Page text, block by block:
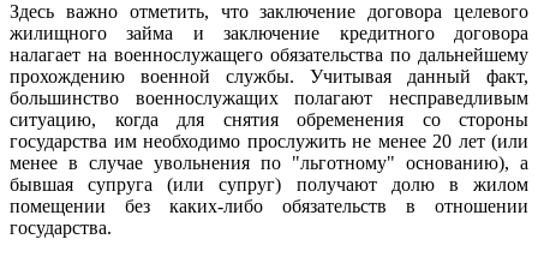
Здесь важно отметить, что заключение договора целевого
жилищного займа и заключение кредитного договора
налагает на военнослужащего обязательства по дальнейшему
прохождению военной службы. Учитывая данный факт,
большинство военнослужащих полагают несправедливым
ситуацию, когда для снятия обременения со стороны
государства им необходимо прослужить не менее 20 лет (или
менее в случае увольнения по "льготному" основанию), а
бывшая супруга (или супруг) получают долю в жилом
помещении без каких-либо обязательств в отношении
государства.